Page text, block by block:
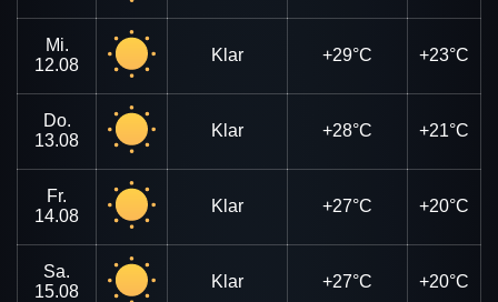
Mi.
12.08
Klar +29°C +23°C
Do.
13.08
Klar +28°C +21°C
Fr.
14.08
Klar +27°C +20°C
Sa.
15.08
Klar +27°C +20°C